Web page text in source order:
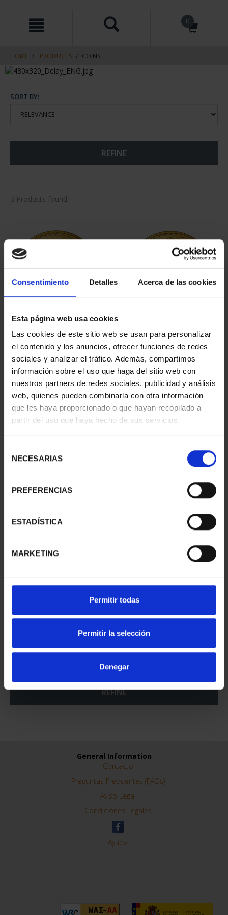
Consentimiento Detalles Acerca de las cookies
Esta página web usa cookies
Las cookies de este sitio web se usan para personalizar
el contenido y los anuncios, ofrecer funciones de redes
sociales y analizar el tráfico. Además, compartimos
información sobre el uso que haga del sitio web con
nuestros partners de redes sociales, publicidad y análisis
web, quienes pueden combinarla con otra información
que les haya proporcionado o que hayan recopilado a
partir del uso que haya hecho de sus servicios.
NECESARIAS
PREFERENCIAS
ESTADÍSTICA
MARKETING
Permitir todas
Permitir la selección
Denegar
navigation
0
HOME PRODUCTS COINS
SORT BY:
REFINE
3 Products found
100 EURO PASITELES
BICENTENARY PRADO
€1,245.00
100 EURO LEONI
BICENTENARY OF THE
PRADO
€1,245.00
100 EURO BENEDETTO
€1,245.00
REFINE
General Information
Contacto
Preguntas Frequentes (FAQs)
Aviso Legal
Condiciones Legales
Ayuda